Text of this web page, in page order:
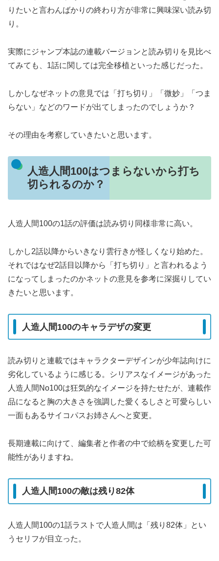
りたいと言わんばかりの終わり方が非常に興味深い読み切
り。
実際にジャンプ本誌の連載バージョンと読み切りを見比べ
てみても、1話に関しては完全移植といった感じだった。
しかしなぜネットの意見では「打ち切り」「微妙」「つま
らない」などのワードが出てしまったのでしょうか？
その理由を考察していきたいと思います。
人造人間100はつまらないから打ち
切られるのか？
人造人間100の1話の評価は読み切り同様非常に高い。
しかし2話以降からいきなり雲行きが怪しくなり始めた。
それではなぜ2話目以降から「打ち切り」と言われるよう
になってしまったのかネットの意見を参考に深掘りしてい
きたいと思います。
人造人間100のキャラデザの変更
読み切りと連載ではキャラクターデザインが少年誌向けに
劣化しているように感じる。シリアスなイメージがあった
人造人間No100は狂気的なイメージを持たせたが、連載作
品になると胸の大きさを強調した愛くるしさと可愛らしい
一面もあるサイコパスお姉さんへと変更。
長期連載に向けて、編集者と作者の中で絵柄を変更した可
能性がありますね。
人造人間100の敵は残り82体
人造人間100の1話ラストで人造人間は「残り82体」とい
うセリフが目立った。